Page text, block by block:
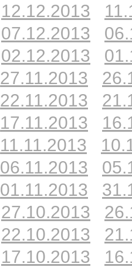
12.12.2013
07.12.2013
02.12.2013
27.11.2013
22.11.2013
17.11.2013
11.11.2013
06.11.2013
01.11.2013
27.10.2013
22.10.2013
17.10.2013